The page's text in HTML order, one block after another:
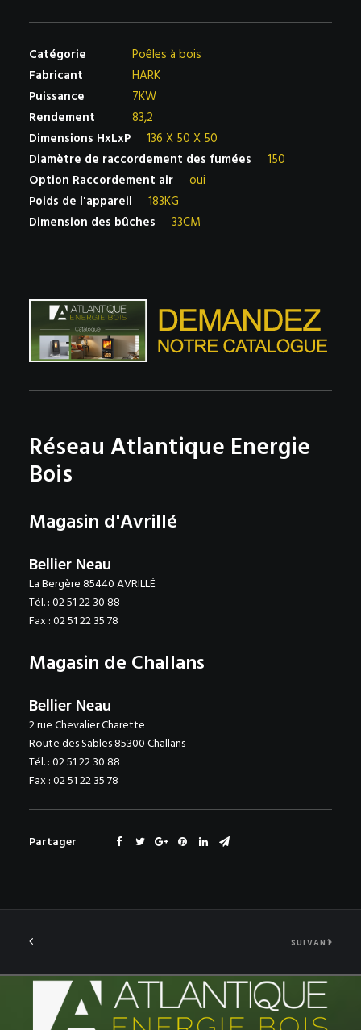
Catégorie
Poêles à bois
Fabricant
HARK
Puissance
7KW
Rendement
83,2
Dimensions HxLxP
136 X 50 X 50
Diamètre de raccordement des fumées
150
Option Raccordement air
oui
Poids de l'appareil
183KG
Dimension des bûches
33CM
Réseau Atlantique Energie
Bois
Magasin d'Avrillé
Bellier Neau
La Bergère 85440 AVRILLÉ
Tél. : 02 51 22 30 88
Fax : 02 51 22 35 78
Magasin de Challans
Bellier Neau
2 rue Chevalier Charette
Route des Sables 85300 Challans
Tél. : 02 51 22 30 88
Fax : 02 51 22 35 78
Partager
SUIVANT